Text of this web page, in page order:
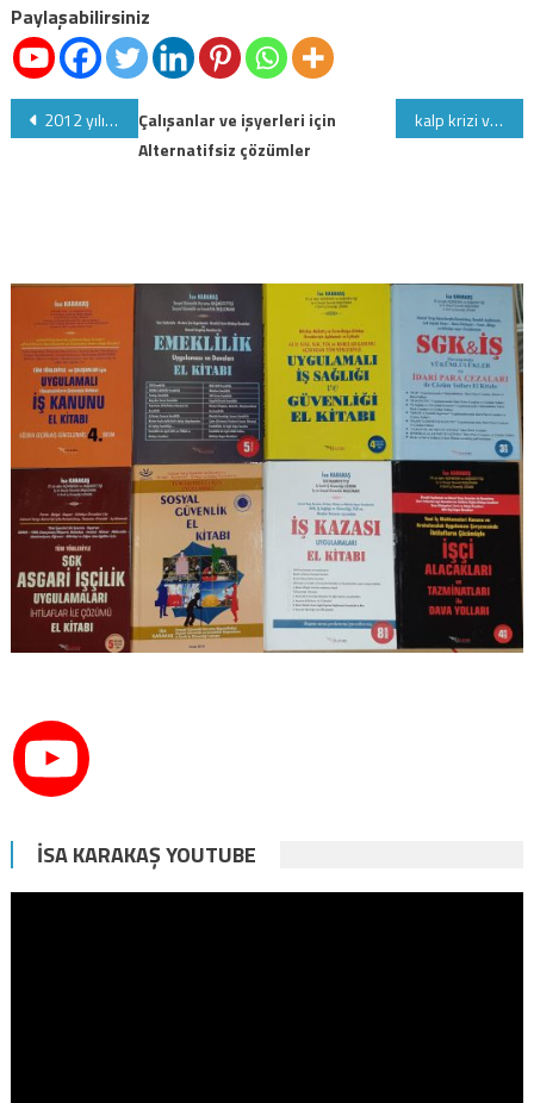
Paylaşabilirsiniz
Yazı
gezinmesi
2012 yılında uygulanacak olan asgari ücreti belirleme çalışmaları kalp krizi ve felç de faydası olabilecek bilgiler
Çalışanlar ve işyerleri için
Alternatifsiz çözümler
İSA KARAKAŞ YOUTUBE